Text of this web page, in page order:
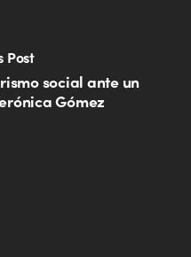
Post
social ante un
Gómez